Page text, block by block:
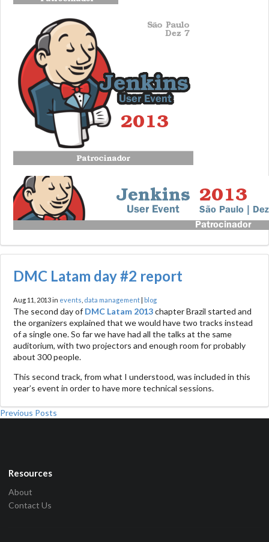
DMC Latam day #2 report
Aug 11, 2013 in events data management| blog
The second day of DMC Latam 2013chapter Brazil started and
the organizers explained that we would have two tracks instead
of a single one. So far we have had all the talks at the same
auditorium, with two projectors and enough room for probably
about 300 people.
This second track, from what I understood, was included in this
year’s event in order to have more technical sessions.
Previous Posts
Resources
About
Contact Us